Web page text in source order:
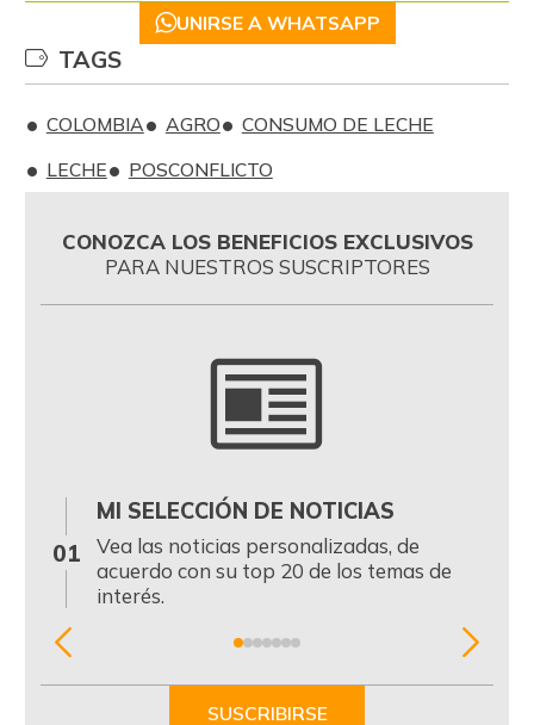
UNIRSE A WHATSAPP
TAGS
COLOMBIA AGRO
CONSUMO DE LECHE
LECHE
POSCONFLICTO
CONOZCA LOS BENEFICIOS EXCLUSIVOS
PARA NUESTROS SUSCRIPTORES
01
MI SELECCIÓN DE NOTICIAS
Vea las noticias personalizadas, de
acuerdo con su top 20 de los temas de
interés.
Item
SUSCRIBIRSE